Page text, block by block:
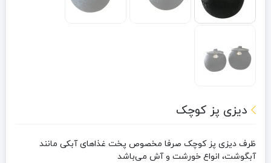
دیزی پز کوچک
ظرف دیزی پز کوچک صرفا مخصوص پخت غذاهای آبکی مانند
آبگوشت، انواع خورشت و آش می‌‌باشد